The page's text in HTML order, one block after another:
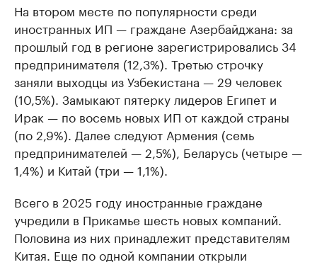
На втором месте по популярности среди
иностранных ИП — граждане Азербайджана: за
прошлый год в регионе зарегистрировались 34
предпринимателя (12,3%). Третью строчку
заняли выходцы из Узбекистана — 29 человек
(10,5%). Замыкают пятерку лидеров Египет и
Ирак — по восемь новых ИП от каждой страны
(по 2,9%). Далее следуют Армения (семь
предпринимателей — 2,5%), Беларусь (четыре —
1,4%) и Китай (три — 1,1%).
Всего в 2025 году иностранные граждане
учредили в Прикамье шесть новых компаний.
Половина из них принадлежит представителям
Китая. Еще по одной компании открыли